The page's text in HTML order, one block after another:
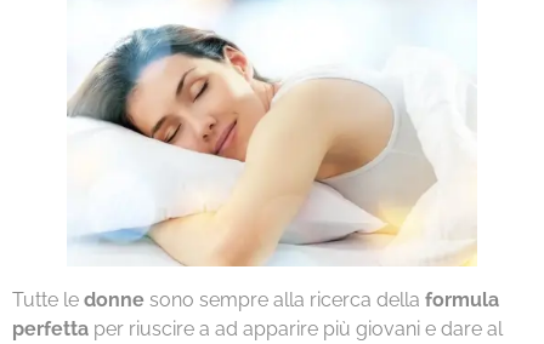
Tutte le donne sono sempre alla ricerca della formula
perfetta per riuscire a ad apparire più giovani e dare al